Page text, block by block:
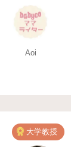
Aoi
大学教授